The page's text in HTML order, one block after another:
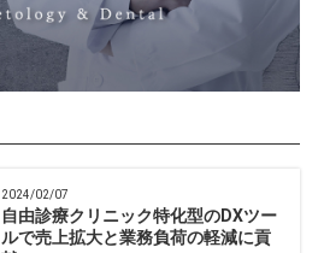
2024/02/07
自由診療クリニック特化型のDXツー
ルで売上拡大と業務負荷の軽減に貢